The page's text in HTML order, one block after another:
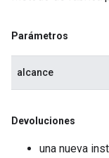
Parámetros
alcance
Devoluciones
una nueva